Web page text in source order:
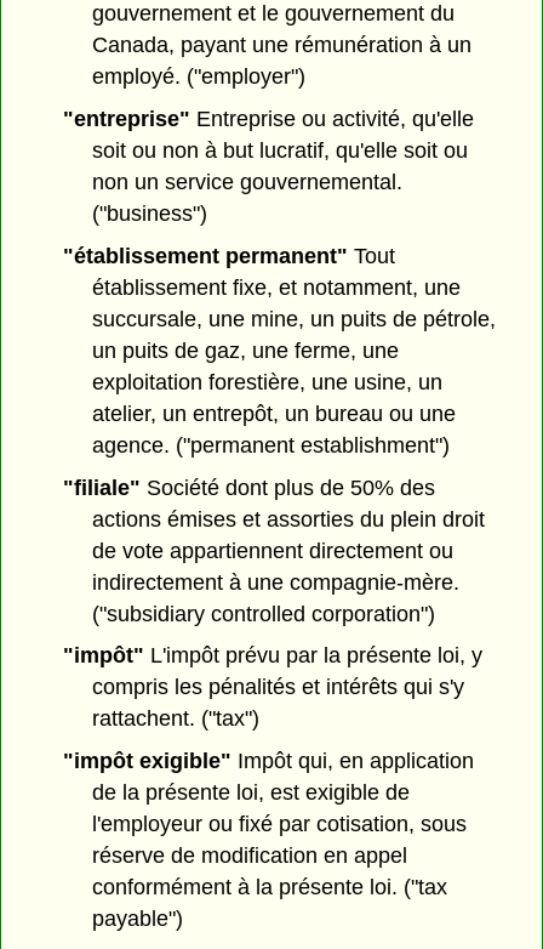
gouvernement et le gouvernement du
Canada, payant une rémunération à un
employé. ("employer")
"entreprise" Entreprise ou activité, qu'elle
soit ou non à but lucratif, qu'elle soit ou
non un service gouvernemental.
("business")
"établissement permanent" Tout
établissement fixe, et notamment, une
succursale, une mine, un puits de pétrole,
un puits de gaz, une ferme, une
exploitation forestière, une usine, un
atelier, un entrepôt, un bureau ou une
agence. ("permanent establishment")
"filiale" Société dont plus de 50% des
actions émises et assorties du plein droit
de vote appartiennent directement ou
indirectement à une compagnie-mère.
("subsidiary controlled corporation")
"impôt" L'impôt prévu par la présente loi, y
compris les pénalités et intérêts qui s'y
rattachent. ("tax")
"impôt exigible" Impôt qui, en application
de la présente loi, est exigible de
l'employeur ou fixé par cotisation, sous
réserve de modification en appel
conformément à la présente loi. ("tax
payable")